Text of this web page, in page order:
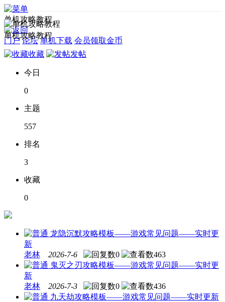
单机攻略教程
门户 论坛 单机下载 会员领取金币
单机攻略教程
收藏 发帖
今日
0
主题
557
排名
3
收藏
0
龙隐沉默攻略模板——游戏常见问题——实时更
新
老林
2026-7-6 0
463
鬼灭之刃攻略模板——游戏常见问题——实时更
新
老林
2026-7-3 0
436
九天劫攻略模板——游戏常见问题——实时更新